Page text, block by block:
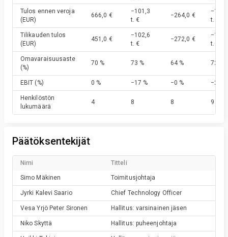
Tulos ennen veroja
(EUR)
666,0 €
−101,3
t. €
−264,0 €
t. €
Tilikauden tulos
(EUR)
451,0 €
−102,6
t. €
−272,0 €
t. €
Omavaraisuusaste
(%)
70 % 73 % 64 % 72 %
EBIT (%) 0 % −17 % −0 % −24 %
Henkilöstön
lukumäärä
4 8 8 9
Päätöksentekijät
Nimi Titteli
Simo Mäkinen Toimitusjohtaja
Jyrki Kalevi Saario Chief Technology Officer
Vesa Yrjö Peter Sironen Hallitus: varsinainen jäsen
Niko Skyttä Hallitus: puheenjohtaja